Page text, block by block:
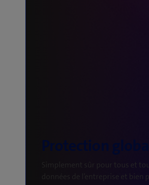
Simplement sûr pour tous et
données de l’entreprise et bien